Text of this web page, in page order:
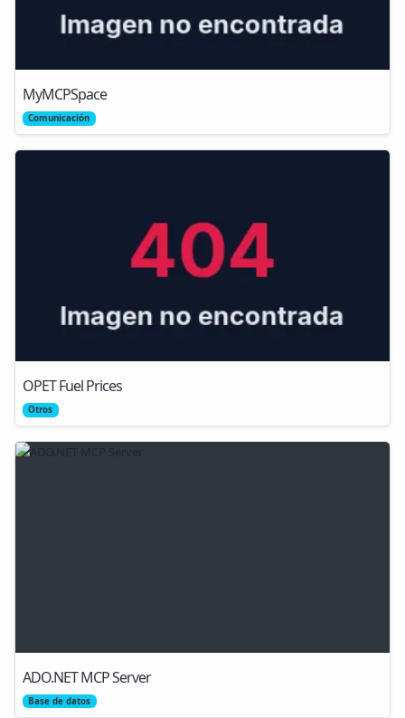
MyMCPSpace
Comunicación
OPET Fuel Prices
Otros
ADO.NET MCP Server
Base de datos